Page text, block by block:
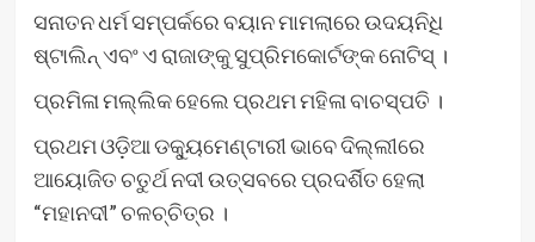
ସନାତନ ଧର୍ମ ସମ୍ପର୍କରେ ବୟାନ ମାମଲାରେ ଉଦୟନିଧି
ଷ୍ଟାଲିନ୍‌ ଏବଂ ଏ ରାଜାଙ୍କୁ ସୁପ୍ରିମକୋର୍ଟଙ୍କ ନୋଟିସ୍‌ ।
ପ୍ରମିଳା ମଲ୍ଲିକ ହେଲେ ପ୍ରଥମ ମହିଳା ବାଚସ୍ପତି ।
ପ୍ରଥମ ଓଡ଼ିଆ ଡକ୍ୟୁମେଣ୍ଟାରୀ ଭାବେ ଦିଲ୍ଲୀରେ
ଆୟୋଜିତ ଚତୁର୍ଥ ନଦୀ ଉତ୍ସବରେ ପ୍ରଦର୍ଶିତ ହେଲା
“ମହାନଦୀ” ଚଳଚ୍ଚିତ୍ର ।